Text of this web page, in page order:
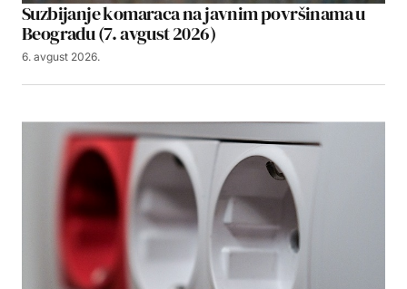
Suzbijanje komaraca na javnim površinama u
Beogradu (7. avgust 2026)
6. avgust 2026.